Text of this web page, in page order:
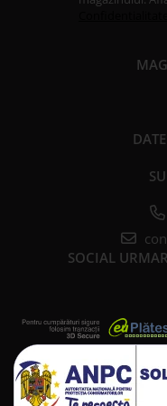
SOCIAL